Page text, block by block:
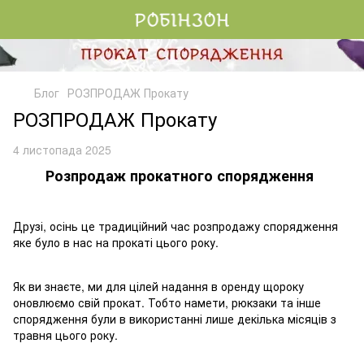
Блог РОЗПРОДАЖ Прокату
РОЗПРОДАЖ Прокату
4 листопада 2025
Розпродаж прокатного спорядження
Друзі, осінь це традиційний час розпродажу спорядження
яке було в нас на прокаті цього року.
Як ви знаєте, ми для цілей надання в оренду щороку
оновлюємо свій прокат. Тобто намети, рюкзаки та інше
спорядження були в використанні лише декілька місяців з
травня цього року.